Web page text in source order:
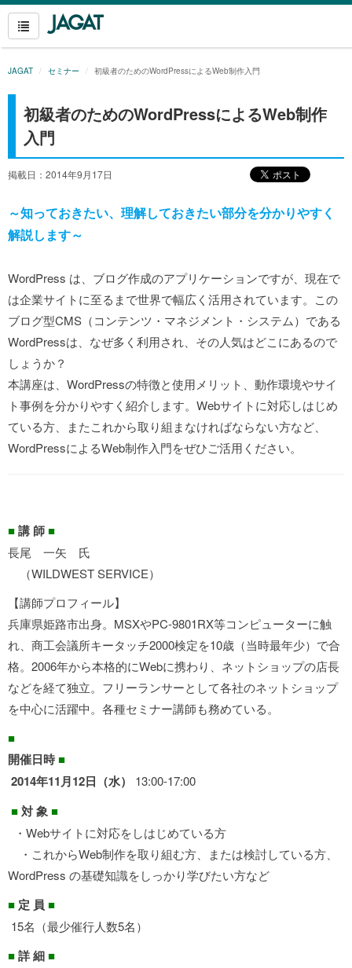
JAGAT セミナー 初級者のためのWordPressによるWeb制作入門
初級者のためのWordPressによるWeb制作
入門
掲載日：2014年9月17日
～知っておきたい、理解しておきたい部分を分かりやすく
解説します～
WordPress は、ブログ作成のアプリケーションですが、現在で
は企業サイトに至るまで世界で幅広く活用されています。この
ブログ型CMS（コンテンツ・マネジメント・システム）である
WordPressは、なぜ多く利用され、その人気はどこにあるので
しょうか？
本講座は、WordPressの特徴と使用メリット、動作環境やサイ
ト事例を分かりやすく紹介します。Webサイトに対応しはじめ
ている方、またこれから取り組まなければならない方など、
WordPressによるWeb制作入門をぜひご活用ください。
■講 師■
長尾 一矢 氏
（WILDWEST SERVICE）
【講師プロフィール】
兵庫県姫路市出身。MSXやPC-9801RX等コンピューターに触
れ、商工会議所キータッチ2000検定を10歳（当時最年少）で合
格。2006年から本格的にWebに携わり、ネットショップの店長
などを経て独立。フリーランサーとして各社のネットショップ
を中心に活躍中。各種セミナー講師も務めている。
■
開催日時■
2014年11月12日（水）
13:00-17:00
■対 象■
・Webサイトに対応をしはじめている方
・これからWeb制作を取り組む方、または検討している方、
WordPress の基礎知識をしっかり学びたい方など
■ 定 員 ■
15名（最少催行人数5名）
■詳 細■